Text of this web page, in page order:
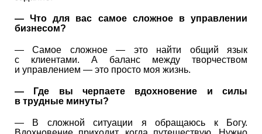
— Что для вас самое сложное в управлении
бизнесом?
— Самое сложное — это найти общий язык
с клиентами. А баланс между творчеством
и управлением — это просто моя жизнь.
— Где вы черпаете вдохновение и силы
в трудные минуты?
— В сложной ситуации я обращаюсь к Богу.